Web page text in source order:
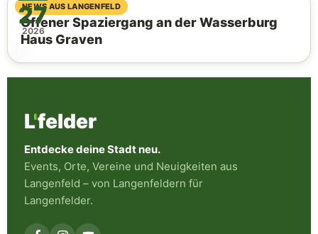
27
2026
NEWS AUS LANGENFELD
04. August 2026
Offener Spaziergang an der Wasserburg
Haus Graven
L'felder
Entdecke deine Stadt neu.
Events, Orte, Vereine und Neuigkeiten aus
Langenfeld – von Langenfeldern für
Langenfelder.